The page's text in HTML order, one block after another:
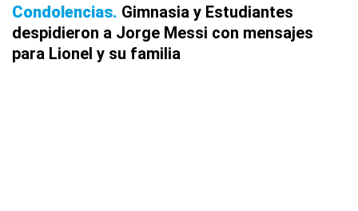
Condolencias Gimnasia y Estudiantes
despidieron a Jorge Messi con mensajes
para Lionel y su familia